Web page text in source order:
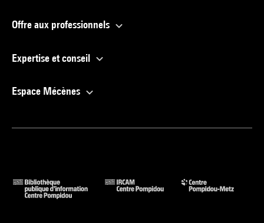
Offre aux professionnels
Expertise et conseil
Espace Mécènes